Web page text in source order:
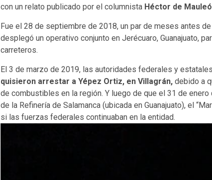
con un relato publicado por el columnista Héctor de
Fue el 28 de septiembre de 2018, un par de meses antes
desplegó un operativo conjunto en Jerécuaro, Guanajuato,
carreteros.
El 3 de marzo de 2019, las autoridades federales y
quisieron arrestar a Yépez Ortiz, en Villagrán, debido a
de combustibles en la región. Y luego de que el 31 de
de la Refinería de Salamanca (ubicada en Guanajuato), el
si las fuerzas federales continuaban en la entidad.